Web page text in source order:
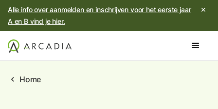
Alle info over aanmelden en inschrijven voor het eerste jaar
A en B vind je hier.
✕
chevron_left Home